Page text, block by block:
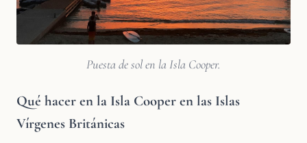
Puesta de sol en la Isla Cooper.
Qué hacer en la Isla Cooper en las Islas
Vírgenes Británicas